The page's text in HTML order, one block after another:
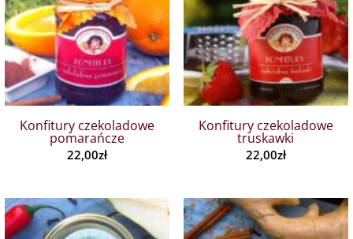
Konfitury czekoladowe
pomarańcze
22,00zł
Konfitury czekoladowe
truskawki
22,00zł